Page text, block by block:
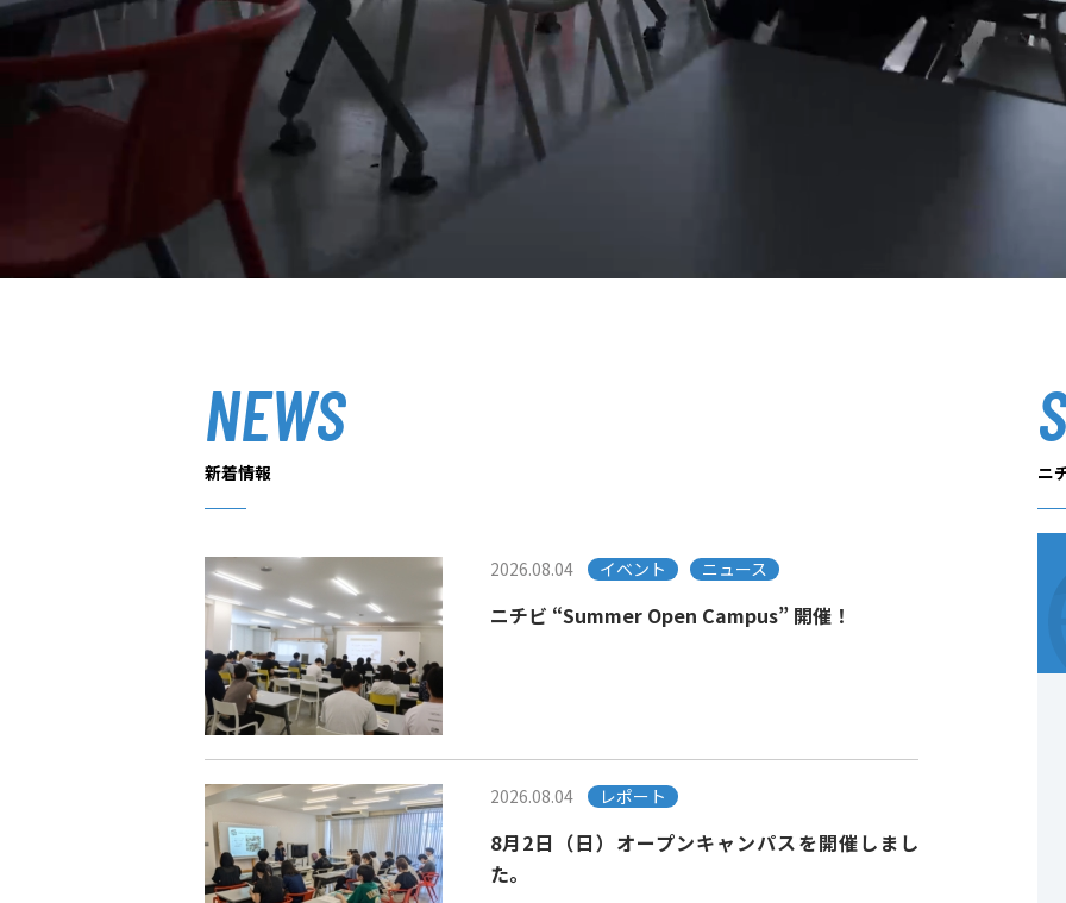
NEWS
新着情報
2026.08.04 イベント ニュース
ニチビ “Summer Open Campus” 開催！
2026.08.04 レポート
8月2日（日）オープンキャンパスを開催しまし
た。
ニ